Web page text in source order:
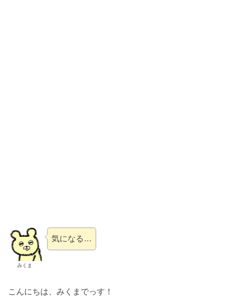
みくま
気になる…
こんにちは、みくまでっす！